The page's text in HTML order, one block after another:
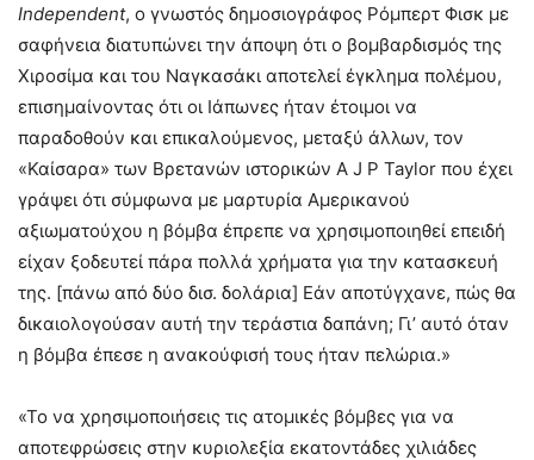
Independent, ο γνωστός δημοσιογράφος Ρόμπερτ Φισκ με
σαφήνεια διατυπώνει την άποψη ότι ο βομβαρδισμός της
Χιροσίμα και του Ναγκασάκι αποτελεί έγκλημα πολέμου,
επισημαίνοντας ότι οι Ιάπωνες ήταν έτοιμοι να
παραδοθούν και επικαλούμενος, μεταξύ άλλων, τον
«Καίσαρα» των Βρετανών ιστορικών A J P Taylor που έχει
γράψει ότι σύμφωνα με μαρτυρία Αμερικανού
αξιωματούχου η βόμβα έπρεπε να χρησιμοποιηθεί επειδή
είχαν ξοδευτεί πάρα πολλά χρήματα για την κατασκευή
της. [πάνω από δύο δισ. δολάρια] Εάν αποτύγχανε, πώς θα
δικαιολογούσαν αυτή την τεράστια δαπάνη; Γι’ αυτό όταν
η βόμβα έπεσε η ανακούφισή τους ήταν πελώρια.»
«Το να χρησιμοποιήσεις τις ατομικές βόμβες για να
αποτεφρώσεις στην κυριολεξία εκατοντάδες χιλιάδες